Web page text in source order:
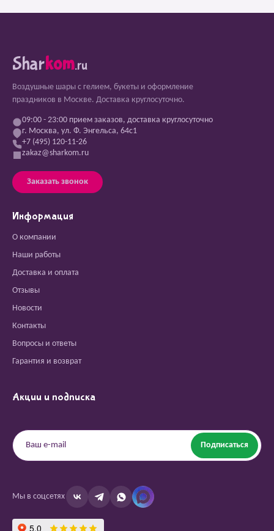
Sharkom.ru
Воздушные шары с гелием, букеты и оформление
праздников в Москве. Доставка круглосуточно.
09:00 - 23:00 прием заказов, доставка круглосуточно
г. Москва, ул. Ф. Энгельса, 64с1
+7 (495) 120-11-26
zakaz@sharkom.ru
Заказать звонок
Информация
О компании
Наши работы
Доставка и оплата
Отзывы
Новости
Контакты
Вопросы и ответы
Гарантия и возврат
Акции и подписка
Подписаться
Мы в соцсетях